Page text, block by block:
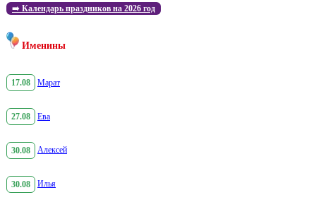
➡️ Календарь праздников на 2026 год
Именины
17.08 Марат
27.08 Ева
30.08 Алексей
30.08 Илья